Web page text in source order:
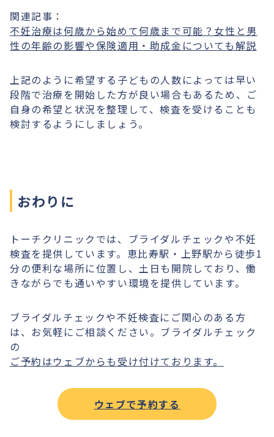
関連記事：
不妊治療は何歳から始めて何歳まで可能？女性と男
性の年齢の影響や保険適用・助成金についても解説
上記のように希望する子どもの人数によっては早い
段階で治療を開始した方が良い場合もあるため、ご
自身の希望と状況を整理して、検査を受けることも
検討するようにしましょう。
おわりに
トーチクリニックでは、ブライダルチェックや不妊
検査を提供しています。恵比寿駅・上野駅から徒歩1
分の便利な場所に位置し、土日も開院しており、働
きながらでも通いやすい環境を提供しています。
ブライダルチェックや不妊検査にご関心のある方
は、お気軽にご相談ください。ブライダルチェック
の
ご予約はウェブからも受け付けております。
ウェブで予約する